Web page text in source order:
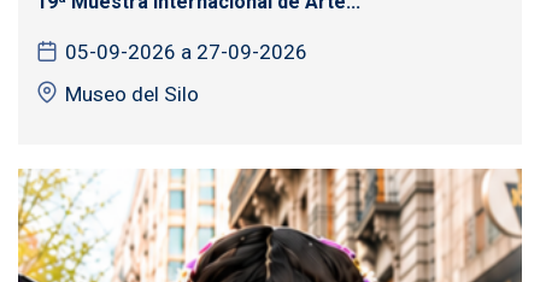
05-09-2026 a 27-09-2026
Museo del Silo